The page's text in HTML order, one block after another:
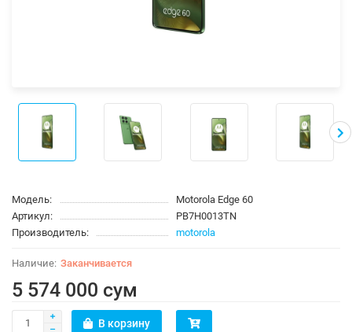
Модель:
Motorola Edge 60
Артикул:
PB7H0013TN
Производитель:
motorola
Заканчивается
5 574 000 сум
В корзину